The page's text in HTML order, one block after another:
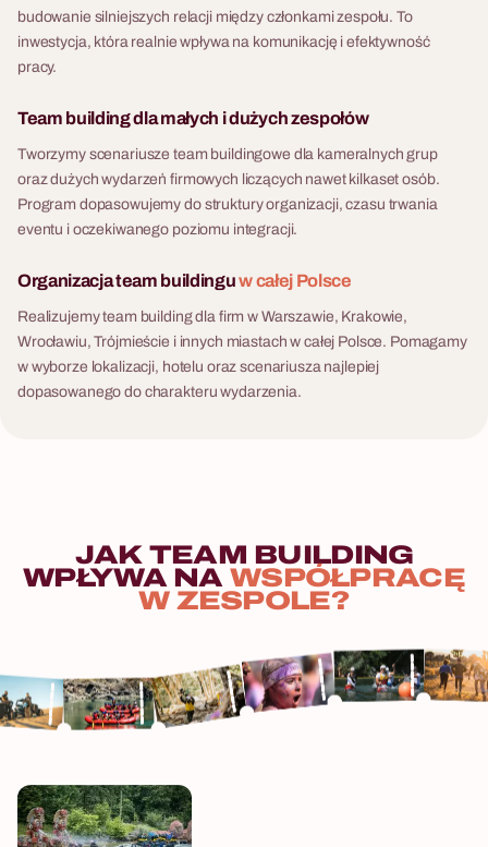
wyjazdu integracyjnego z
hotelem.
przepisami trafia do każdego
po zakończeniu. Warsztaty
dostępne są w wariancie
alkoholowym i
bezalkoholowym (mocktails)
do każdej grupy bez
wyjątków.
ekologiczną. Uczestnicy nie
tylko odpowiadają na pytania
odpadów recyklingowych,
produktów i ich zamienników.
Fabryka Atrakcji organizuje
Eco Challenge kompleksowo
— lokalizacja, transport,
opieka project managera w
20 - 500 osób
Ekspedycja Express - gra
Gra terenowa z aplikacją —
zarządzanie zasobami i
podejmowanie decyzji w
czasie rzeczywistym.
budowanie silniejszych relacji między członkami zespołu. To
inwestycja, która realnie wpływa na komunikację i efektywność
pracy.
Team building dla małych i dużych zespołów
Tworzymy scenariusze team buildingowe dla kameralnych grup
oraz dużych wydarzeń firmowych liczących nawet kilkaset osób.
Program dopasowujemy do struktury organizacji, czasu trwania
eventu i oczekiwanego poziomu integracji.
Organizacja team buildinguw całej Polsce
Realizujemy team building dla firm w Warszawie, Krakowie,
Wrocławiu, Trójmieście i innych miastach w całej Polsce. Pomagamy
w wyborze lokalizacji, hotelu oraz scenariusza najlepiej
dopasowanego do charakteru wydarzenia.
JAK TEAM BUILDING
WPŁYWA NA WSPÓŁPRACĘ
W ZESPOLE?